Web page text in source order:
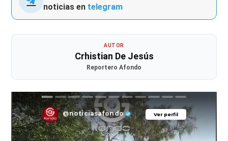
noticias en telegram
AUTOR
Crhistian De Jesús
Reportero Afondo
Ver perfil
@noticiasafondo Ver perfil